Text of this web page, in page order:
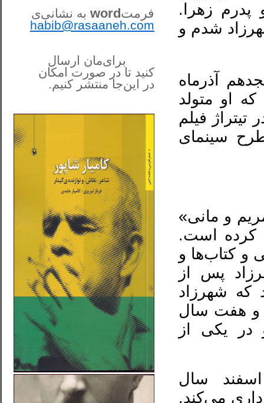
زهرا.
شدم و
آذرماه
که او متولد
تیتراژ فیلم
سینمای
نام «مریم و مانی»
کرده است.
و کتاب‌ها و
پس از
که شهرزاد
آلمان رفت و هفت سال
در یکی از
در تظاهرات زنان درروز ۱۷ اسفند سال
می‌کند.
فرمتword به نشانی‌ی
habib@rasaaneh.com
برای‌مان ارسال
کنید تا در صورت امکان
در این‌جامنتشر کنیم.